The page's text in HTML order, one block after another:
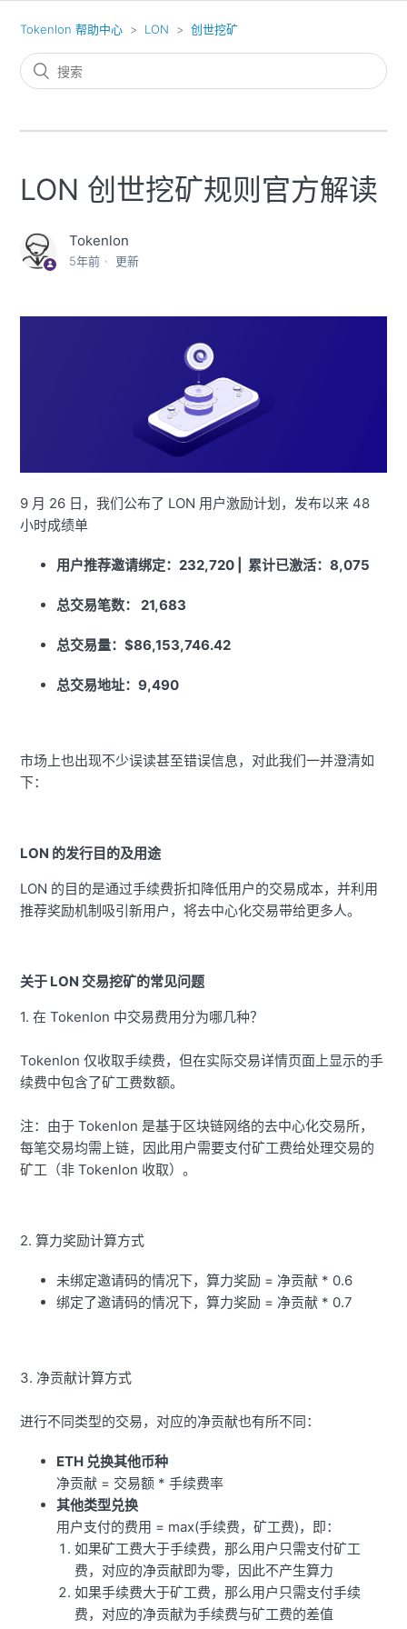
Tokenlon 帮助中心 LON 创世挖矿
LON 创世挖矿规则官方解读
Tokenlon
5年前 更新
9 月 26 日，我们公布了 LON 用户激励计划，发布以来 48
小时成绩单
用户推荐邀请绑定：232,720 | 累计已激活：8,075
总交易笔数： 21,683
总交易量：$86,153,746.42
总交易地址：9,490
市场上也出现不少误读甚至错误信息，对此我们一并澄清如
下：
LON 的发行目的及用途
LON 的目的是通过手续费折扣降低用户的交易成本，并利用
推荐奖励机制吸引新用户，将去中心化交易带给更多人。
关于 LON 交易挖矿的常见问题
1. 在 Tokenlon 中交易费用分为哪几种？
Tokenlon 仅收取手续费，但在实际交易详情页面上显示的手
续费中包含了矿工费数额。
注：由于 Tokenlon 是基于区块链网络的去中心化交易所，
每笔交易均需上链，因此用户需要支付矿工费给处理交易的
矿工（非 Tokenlon 收取）。
2. 算力奖励计算方式
未绑定邀请码的情况下，算力奖励 = 净贡献 * 0.6
绑定了邀请码的情况下，算力奖励 = 净贡献 * 0.7
3. 净贡献计算方式
进行不同类型的交易，对应的净贡献也有所不同：
ETH 兑换其他币种
净贡献 = 交易额 * 手续费率
其他类型兑换
用户支付的费用 = max(手续费，矿工费)，即：
如果矿工费大于手续费，那么用户只需支付矿工
费，对应的净贡献即为零，因此不产生算力
如果手续费大于矿工费，那么用户只需支付手续
费，对应的净贡献为手续费与矿工费的差值